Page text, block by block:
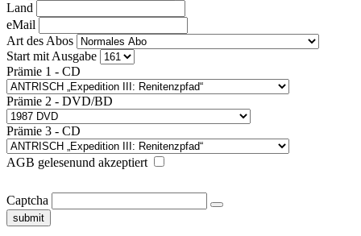
Land
eMail
Art des Abos
Start mit Ausgabe
Prämie 1 - CD
Prämie 2 - DVD/BD
Prämie 3 - CD
AGB gelesenund akzeptiert
Captcha
submit